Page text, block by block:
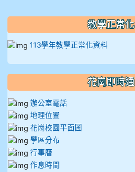
912彭子宸
914王苡澄
教學正常化
113學年教學正常化資料
花崗即時通
辦公室電話
地理位置
花崗校園平面圖
學區分布
行事曆
作息時間